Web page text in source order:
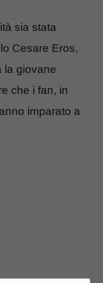
sia stata
Cesare Eros,
la giovane
che i fan, in
imparato a